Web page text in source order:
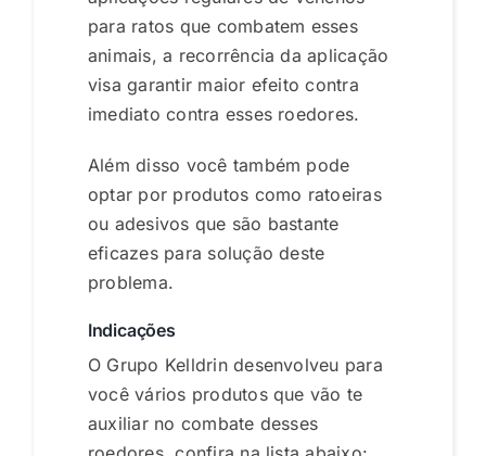
para ratos que combatem esses
animais, a recorrência da aplicação
visa garantir maior efeito contra
imediato contra esses roedores.
Além disso você também pode
optar por produtos como ratoeiras
ou adesivos que são bastante
eficazes para solução deste
problema.
Indicações
O Grupo Kelldrin desenvolveu para
você vários produtos que vão te
auxiliar no combate desses